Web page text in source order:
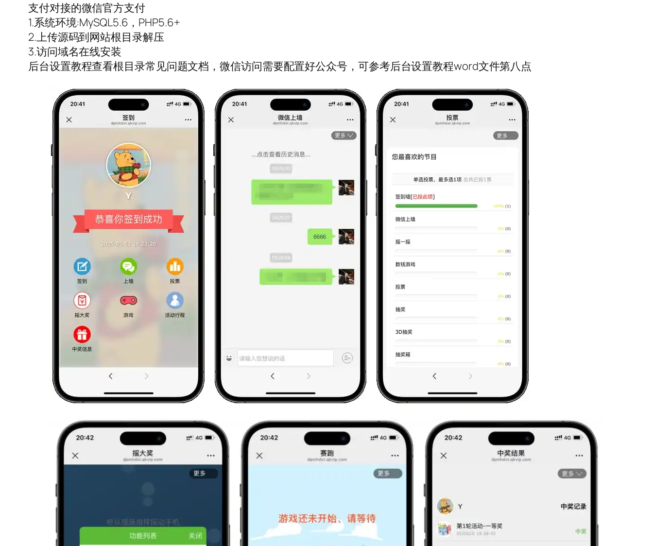
支付对接的微信官方支付
1.系统环境:MySQL5.6，PHP5.6+
2.上传源码到网站根目录解压
3.访问域名在线安装
后台设置教程查看根目录常见问题文档，微信访问需要配置好公众号，可参考后台设置教程word文件第八点